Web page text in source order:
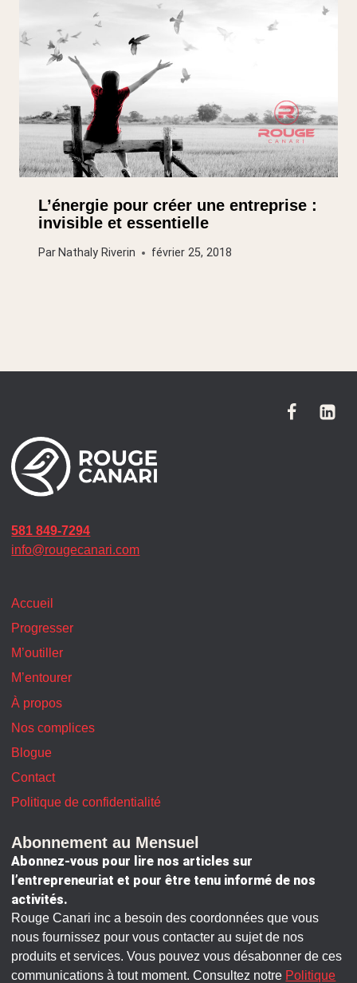
L’énergie pour créer une entreprise :
invisible et essentielle
Par Nathaly Riverin février 25, 2018
581 849-7294
info@rougecanari.com
Accueil
Progresser
M’outiller
M’entourer
À propos
Nos complices
Blogue
Contact
Politique de confidentialité
Abonnement au Mensuel
Abonnez-vous pour lire nos articles sur
l’entrepreneuriat et pour être tenu informé de nos
activités.
Rouge Canari inc a besoin des coordonnées que vous
nous fournissez pour vous contacter au sujet de nos
produits et services. Vous pouvez vous désabonner de ces
communications à tout moment. Consultez notre Politique